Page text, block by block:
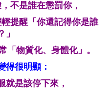
不是誰在懲罰你，
提醒「你還記得你是誰
」
「物質化、身體化」。
得很明顯：
就是該停下來，